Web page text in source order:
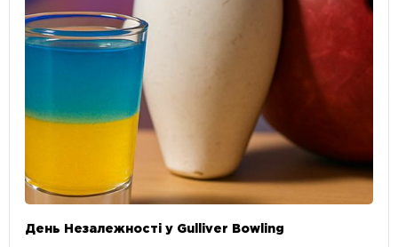
День Незалежності у Gulliver Bowling